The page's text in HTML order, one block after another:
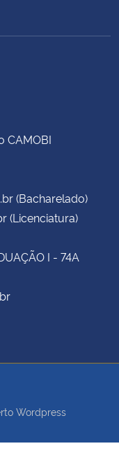
CAMOBI
(Bacharelado)
(Licenciatura)
I - 74A
Wordpress